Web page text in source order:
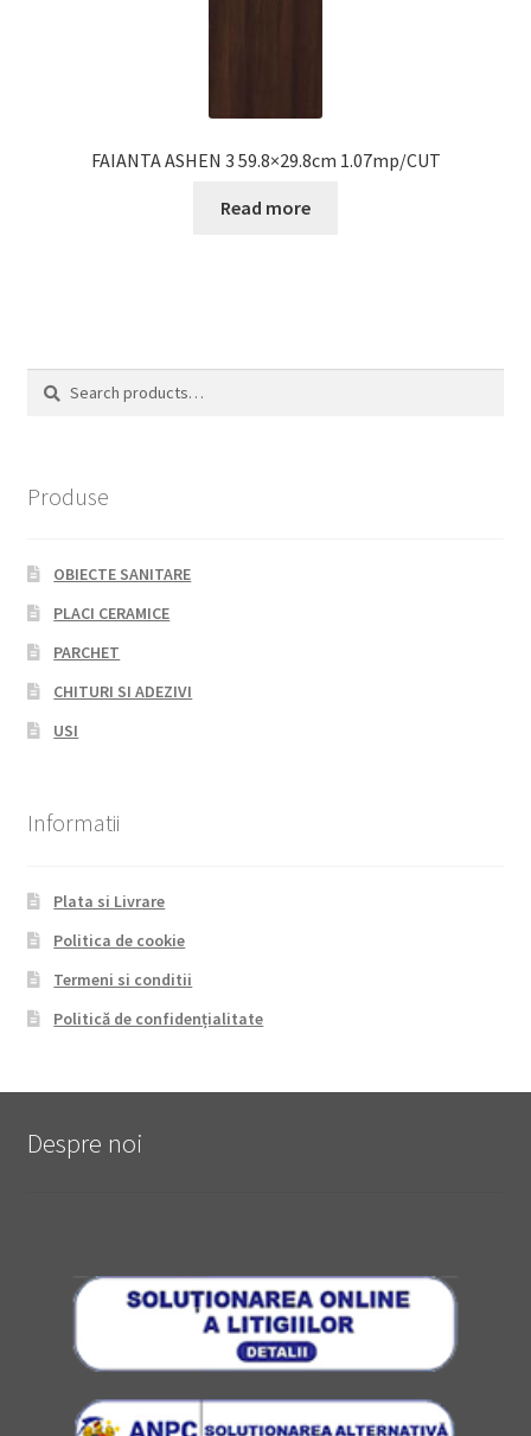
FAIANTA ASHEN 3 59.8×29.8cm 1.07mp/CUT
Read more
Search
Search
Produse
OBIECTE SANITARE
PLACI CERAMICE
PARCHET
CHITURI SI ADEZIVI
USI
Informatii
Plata si Livrare
Politica de cookie
Termeni si conditii
Politică de confidențialitate
Despre noi